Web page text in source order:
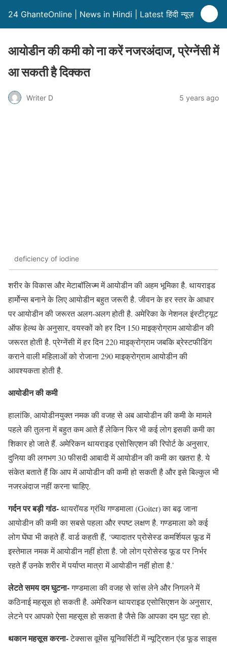
24 GhanteOnline | News in Hindi | Latest हिंदी न्यूज़
आयोडीन की कमी को ना करें नजरअंदाज, प्रेग्नेंसी में
आ सकती है दिक्कत
Writer D 5 years ago
deficiency of iodine
शरीर के विकास और मेटाबॉलिज्म में आयोडीन की अहम भूमिका है. थायराइड
हार्मोन्स बनाने के लिए आयोडीन बहुत जरूरी है. जीवन के हर स्तर के आधार
पर आयोडीन की जरूरत अलग-अलग होती है. अमेरिका के नेशनल इंस्टीट्यूट
ऑफ हेल्थ के अनुसार, वयस्कों को हर दिन 150 माइक्रोग्राम आयोडीन की
जरूरत होती है. प्रेग्नेंसी में हर दिन 220 माइक्रोग्राम जबकि ब्रेस्टफीडिंग
कराने वाली महिलाओं को रोजाना 290 माइक्रोग्राम आयोडीन की
आवश्यकता होती है.
आयोडीन की कमी
हालांकि, आयोडीनयुक्त नमक की वजह से अब आयोडीन की कमी के मामले
पहले की तुलना में बहुत कम आते हैं लेकिन फिर भी कई लोग इसकी कमी का
शिकार हो जाते हैं. अमेरिकन थायराइड एसोसिएशन की रिपोर्ट के अनुसार,
दुनिया की लगभग 30 फीसदी आबादी में आयोडीन की कमी का खतरा है. ये
संकेत बताते हैं कि आप में आयोडीन की कमी हो सकती है और इसे बिल्कुल भी
नजरअंदाज नहीं करना चाहिए.
गर्दन पर बड़ी गांठ-थायरॉयड ग्रंथि गण्डमाला (Goiter) का बढ़ जाना
आयोडीन की कमी का सबसे पहला और स्पष्ट लक्षण है. गण्डमाला को कई
लोग घेंघा भी कहते हैं. वार्ड कहती हैं, ‘ज्यादातर प्रोसेस्ड कमर्शियल फूड में
इस्तेमाल नमक में आयोडीन नहीं होता है. जो लोग प्रोसेस्ड फूड पर निर्भर
रहते हैं उनके शरीर में पर्याप्त मात्रा में आयोडीन नहीं होता है.’
लेटते समय दम घुटना-गण्डमाला की वजह से सांस लेने और निगलने में
कठिनाई महसूस हो सकती है. अमेरिकन थायराइड एसोसिएशन के अनुसार,
लेटने पर आपको ऐसा महसूस हो सकता है जैसे कि आपका दम घुट रहा हो.
थकान महसूस करना-टेक्सास वूमेंस यूनिवर्सिटी में न्यूट्रिशन एंड फूड साइस